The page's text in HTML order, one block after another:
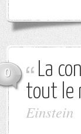
0
La
tout le
Einstein